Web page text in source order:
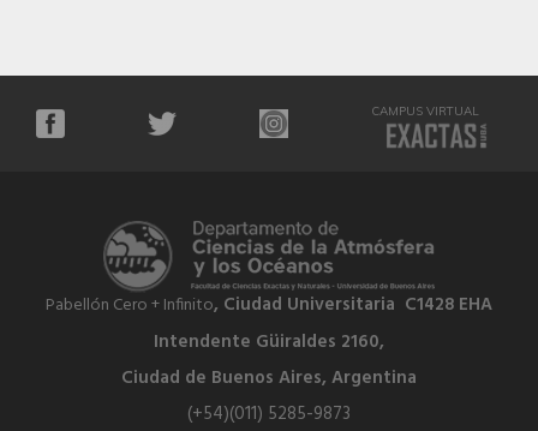
CAMPUS VIRTUAL
Pabellón Cero + Infinito, Ciudad Universitaria C1428 EHA
Intendente Güiraldes 2160,
Ciudad de Buenos Aires, Argentina
(+54)(011) 5285-9873